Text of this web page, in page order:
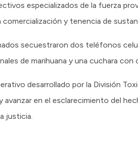
especializados de la fuerza
comercialización y tenencia de
secuestraron dos teléfonos
de marihuana y una cuchara con
desarrollado por la División
avanzar en el esclarecimiento del
justicia.